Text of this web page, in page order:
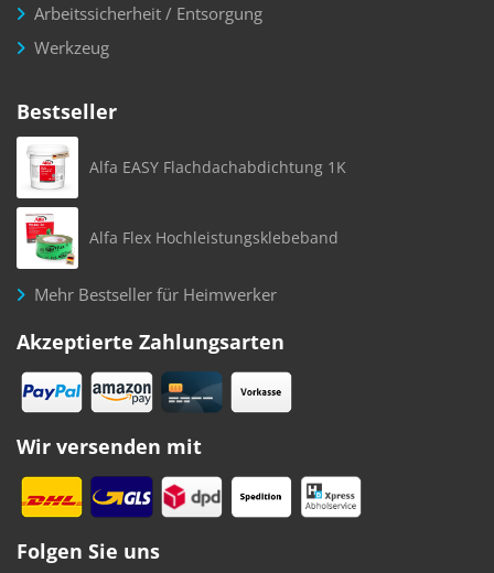
Arbeitssicherheit / Entsorgung
Werkzeug
Bestseller
Alfa EASY Flachdachabdichtung 1K
Alfa Flex Hochleistungsklebeband
Mehr Bestseller für Heimwerker
Akzeptierte Zahlungsarten
Wir versenden mit
Folgen Sie uns